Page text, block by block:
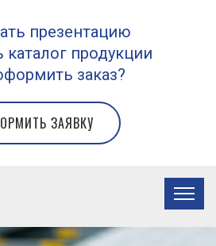
презентацию
каталог продукции
заказ?
ЗАЯВКУ